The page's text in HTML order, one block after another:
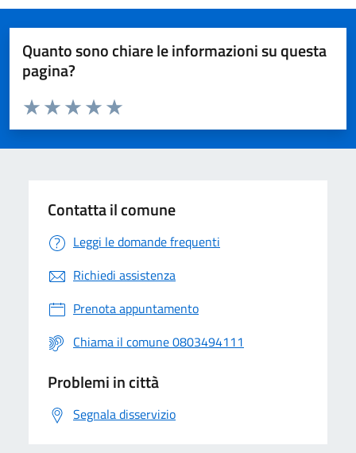
Quanto sono chiare le informazioni su questa
pagina?
Valuta da 1 a 5 stelle la pagina
Valuta 5 stelle su 5
Valuta 4 stelle su 5
Valuta 3 stelle su 5
Valuta 2 stelle su 5
Valuta 1 stelle su 5
Contatta il comune
Leggi le domande frequenti
Richiedi assistenza
Prenota appuntamento
Chiama il comune 0803494111
Problemi in città
Segnala disservizio